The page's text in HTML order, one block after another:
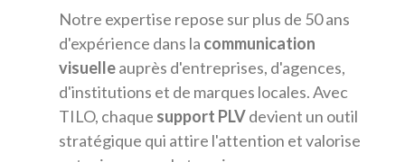
Notre expertise repose sur plus de 50 ans
d'expérience dans la communication
visuelleauprès d'entreprises, d'agences,
d'institutions et de marques locales. Avec
TILO, chaque support PLVdevient un outil
stratégique qui attire l'attention et valorise